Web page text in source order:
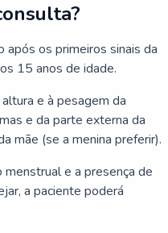
os primeiros sinais da
15 anos de idade.
e à pesagem da
e da parte externa da
mãe (se a menina preferir).
e a presença de
a paciente poderá